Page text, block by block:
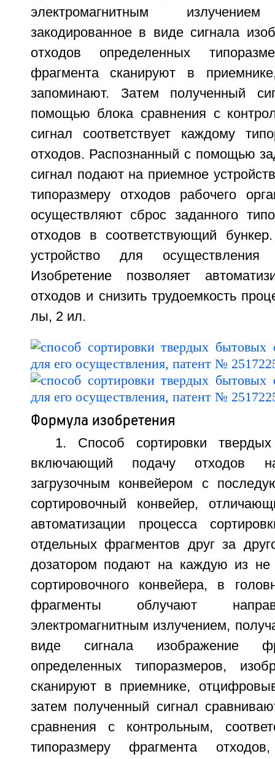
электромагнитным
закодированное в виде сигнала
отходов определенных
фрагмента сканируют в
запоминают. Затем полученный
помощью блока сравнения с
сигнал соответствует каждому
отходов. Распознанный с помощью
сигнал подают на приемное
типоразмеру отходов рабочего
осуществляют сброс заданного
отходов в соответствующий
устройство для осуществления
Изобретение позволяет
отходов и снизить трудоемкость
лы, 2 ил.
Формула изобретения
1. Способ сортировки
включающий подачу отходов на
загрузочным конвейером с
сортировочный конвейер,
автоматизации процесса
отдельных фрагментов друг за
дозатором подают на каждую из
сортировочного конвейера, в
фрагменты облучают
электромагнитным излучением,
виде сигнала изображение
определенных типоразмеров,
сканируют в приемнике,
затем полученный сигнал
сравнения с контрольным,
типоразмеру фрагмента